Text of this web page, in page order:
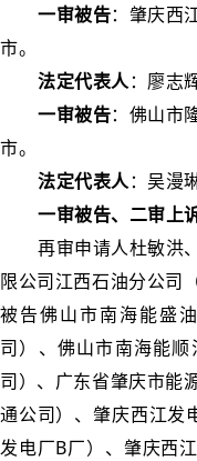
一审被告：肇庆西
市。
法定代表人：廖志
一审被告：佛山市
市。
法定代表人：吴漫
一审被告、二审上
再审申请人杜敏洪
限公司江西石油分公司
被告佛山市南海能盛
司）、佛山市南海能
司）、广东省肇庆市能
通公司）、肇庆西江发
发电厂B厂）、肇庆西